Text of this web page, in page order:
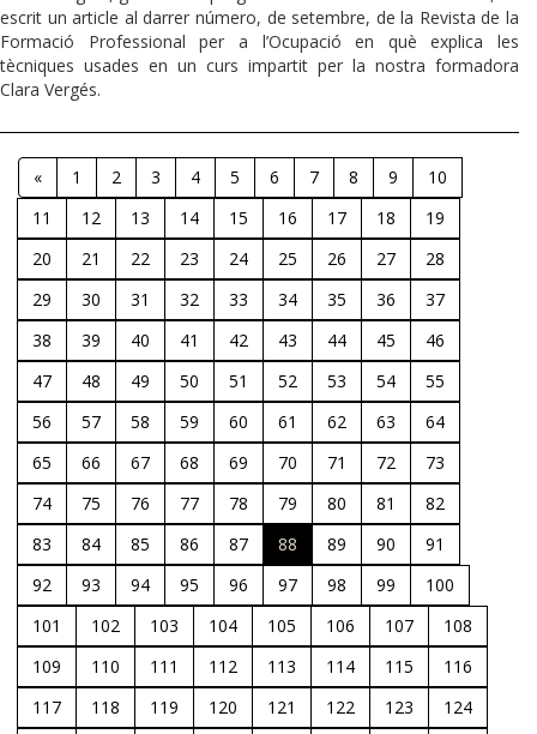
escrit un article al darrer número, de setembre, de la Revista de la
Formació Professional per a l’Ocupació en què explica les
tècniques usades en un curs impartit per la nostra formadora
Clara Vergés.
« 1 2 3 4 5 6 7 8 9
10
11
12 13 14 15 16 17 18
19
20
21 22 23 24 25 26 27
28
29
30 31 32 33 34 35 36
37
38
39 40 41 42 43 44 45
46
47
48 49 50 51 52 53 54
55
56
57 58 59 60 61 62 63
64
65
66 67 68 69 70 71 72
73
74
75 76 77 78 79 80 81
82
83
84 85 86 87 88 89 90
91
92
93 94 95 96 97 98 99
100
101
102 103 104 105 106 107
108
109
110 111 112 113 114 115
116
117
118 119 120 121 122 123
124